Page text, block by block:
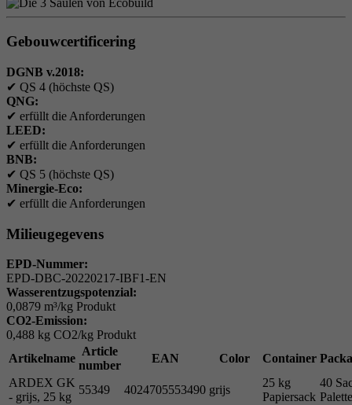
Gebouwcertificering
DGNB v.2018:
✔ QS 4 (höchste QS)
QNG:
✔ erfüllt die Anforderungen
LEED:
✔ erfüllt die Anforderungen
BNB:
✔ QS 5 (höchste QS)
Minergie-Eco:
✔ erfüllt die Anforderungen
Milieugegevens
EPD-Nummer:
EPD-DBC-20220217-IBF1-EN
Wasserentzugspotenzial:
0,0879 m³/kg Produkt
CO2-Emission:
0,488 kg CO2/kg Produkt
Artikelname
Article
number
EAN Color Container
ARDEX GK
- grijs, 25 kg
55349 4024705553490 grijs
25 kg
Papiersack
40
Palette